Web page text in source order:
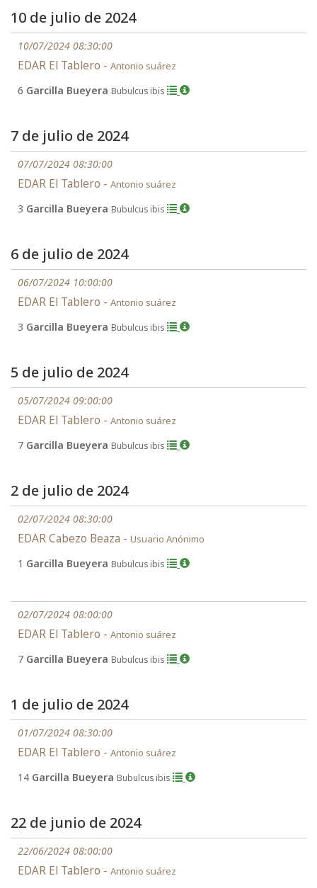
10 de julio de 2024
10/07/2024 08:30:00
EDAR El Tablero - Antonio suárez
6 Garcilla Bueyera Bubulcus ibis
7 de julio de 2024
07/07/2024 08:30:00
EDAR El Tablero - Antonio suárez
3 Garcilla Bueyera Bubulcus ibis
6 de julio de 2024
06/07/2024 10:00:00
EDAR El Tablero - Antonio suárez
3 Garcilla Bueyera Bubulcus ibis
5 de julio de 2024
05/07/2024 09:00:00
EDAR El Tablero - Antonio suárez
7 Garcilla Bueyera Bubulcus ibis
2 de julio de 2024
02/07/2024 08:30:00
EDAR Cabezo Beaza - Usuario Anónimo
1 Garcilla Bueyera Bubulcus ibis
02/07/2024 08:00:00
EDAR El Tablero - Antonio suárez
7 Garcilla Bueyera Bubulcus ibis
1 de julio de 2024
01/07/2024 08:30:00
EDAR El Tablero - Antonio suárez
14 Garcilla Bueyera Bubulcus ibis
22 de junio de 2024
22/06/2024 08:00:00
EDAR El Tablero - Antonio suárez